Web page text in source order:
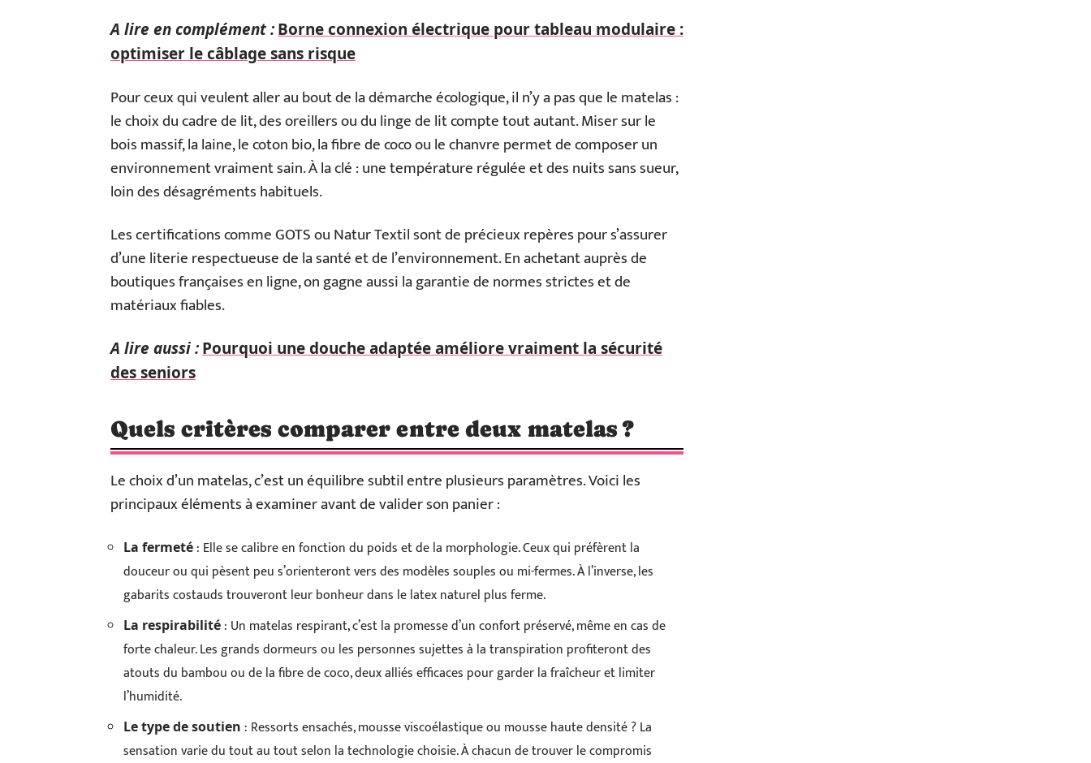
A lire en complément :Borne connexion électrique pour tableau modulaire :
optimiser le câblage sans risque
Pour ceux qui veulent aller au bout de la démarche écologique, il n’y a pas que le matelas :
le choix du cadre de lit, des oreillers ou du linge de lit compte tout autant. Miser sur le
bois massif, la laine, le coton bio, la fibre de coco ou le chanvre permet de composer un
environnement vraiment sain. À la clé : une température régulée et des nuits sans sueur,
loin des désagréments habituels.
Les certifications comme GOTS ou Natur Textil sont de précieux repères pour s’assurer
d’une literie respectueuse de la santé et de l’environnement. En achetant auprès de
boutiques françaises en ligne, on gagne aussi la garantie de normes strictes et de
matériaux fiables.
A lire aussi :Pourquoi une douche adaptée améliore vraiment la sécurité
des seniors
Quels critères comparer entre deux matelas ?
Le choix d’un matelas, c’est un équilibre subtil entre plusieurs paramètres. Voici les
principaux éléments à examiner avant de valider son panier :
La fermeté : Elle se calibre en fonction du poids et de la morphologie. Ceux qui préfèrent la
douceur ou qui pèsent peu s’orienteront vers des modèles souples ou mi-fermes. À l’inverse, les
gabarits costauds trouveront leur bonheur dans le latex naturel plus ferme.
La respirabilité : Un matelas respirant, c’est la promesse d’un confort préservé, même en cas de
forte chaleur. Les grands dormeurs ou les personnes sujettes à la transpiration profiteront des
atouts du bambou ou de la fibre de coco, deux alliés efficaces pour garder la fraîcheur et limiter
l’humidité.
Le type de soutien : Ressorts ensachés, mousse viscoélastique ou mousse haute densité ? La
sensation varie du tout au tout selon la technologie choisie. À chacun de trouver le compromis